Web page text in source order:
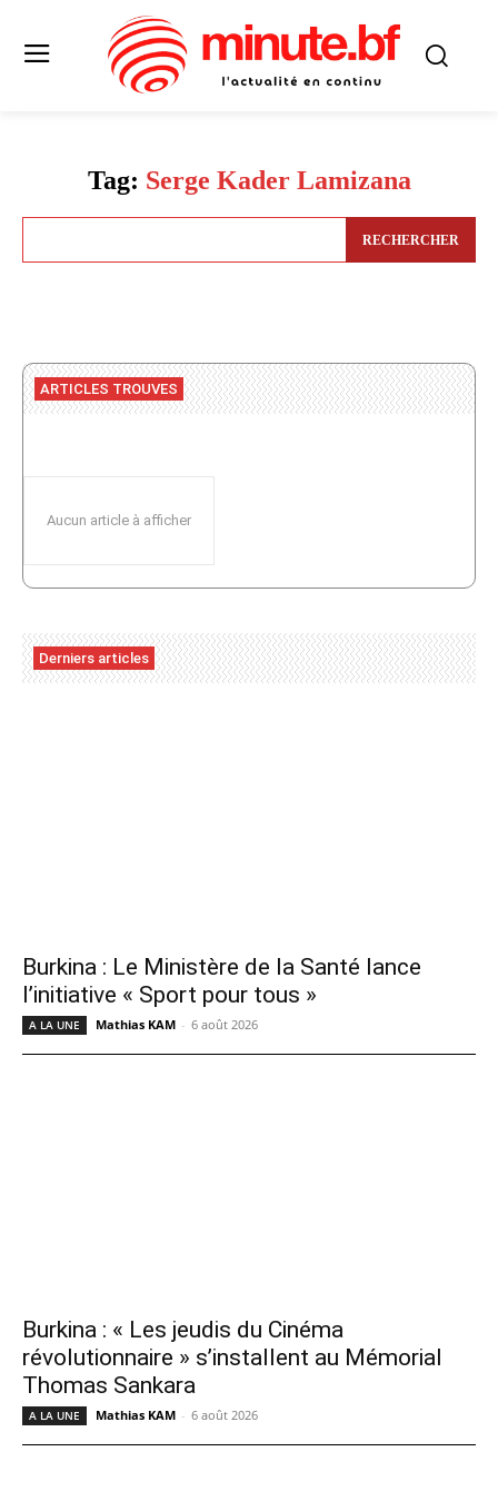
Tag: Serge Kader Lamizana
RECHERCHER
ARTICLES TROUVES
Aucun article à afficher
Derniers articles
Burkina : Le Ministère de la Santé lance
l’initiative « Sport pour tous »
A LA UNE Mathias KAM - 6 août 2026
Burkina : « Les jeudis du Cinéma
révolutionnaire » s’installent au Mémorial
Thomas Sankara
A LA UNE Mathias KAM - 6 août 2026